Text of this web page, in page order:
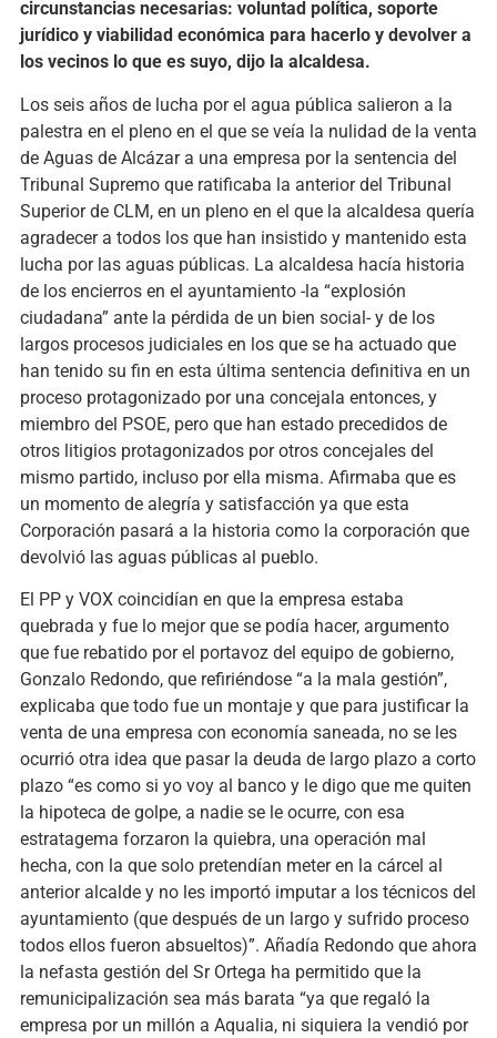
circunstancias necesarias: voluntad política, soporte
jurídico y viabilidad económica para hacerlo y devolver a
los vecinos lo que es suyo, dijo la alcaldesa.
Los seis años de lucha por el agua pública salieron a la
palestra en el pleno en el que se veía la nulidad de la venta
de Aguas de Alcázar a una empresa por la sentencia del
Tribunal Supremo que ratificaba la anterior del Tribunal
Superior de CLM, en un pleno en el que la alcaldesa quería
agradecer a todos los que han insistido y mantenido esta
lucha por las aguas públicas. La alcaldesa hacía historia
de los encierros en el ayuntamiento -la “explosión
ciudadana” ante la pérdida de un bien social- y de los
largos procesos judiciales en los que se ha actuado que
han tenido su fin en esta última sentencia definitiva en un
proceso protagonizado por una concejala entonces, y
miembro del PSOE, pero que han estado precedidos de
otros litigios protagonizados por otros concejales del
mismo partido, incluso por ella misma. Afirmaba que es
un momento de alegría y satisfacción ya que esta
Corporación pasará a la historia como la corporación que
devolvió las aguas públicas al pueblo.
El PP y VOX coincidían en que la empresa estaba
quebrada y fue lo mejor que se podía hacer, argumento
que fue rebatido por el portavoz del equipo de gobierno,
Gonzalo Redondo, que refiriéndose “a la mala gestión”,
explicaba que todo fue un montaje y que para justificar la
venta de una empresa con economía saneada, no se les
ocurrió otra idea que pasar la deuda de largo plazo a corto
plazo “es como si yo voy al banco y le digo que me quiten
la hipoteca de golpe, a nadie se le ocurre, con esa
estratagema forzaron la quiebra, una operación mal
hecha, con la que solo pretendían meter en la cárcel al
anterior alcalde y no les importó imputar a los técnicos del
ayuntamiento (que después de un largo y sufrido proceso
todos ellos fueron absueltos)”. Añadía Redondo que ahora
la nefasta gestión del Sr Ortega ha permitido que la
remunicipalización sea más barata “ya que regaló la
empresa por un millón a Aqualia, ni siquiera la vendió por